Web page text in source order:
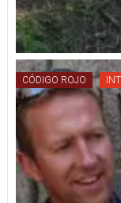
CÓDIGO ROJO